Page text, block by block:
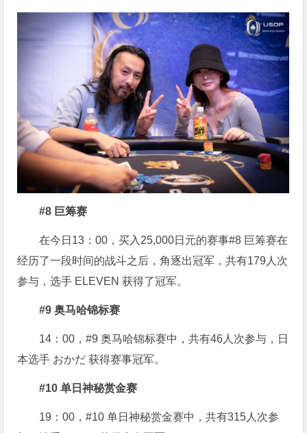
#8 巨筹赛
在今日13：00，买入25,000日元的赛事#8 巨筹赛在
经历了一段时间的战斗之后，角逐出冠军，共有179人次
参与，选手 ELEVEN 获得了冠军。
#9 奥马哈锦标赛
14：00，#9 奥马哈锦标赛中，共有46人次参与，日
本选手 おかだ 获得赛事冠军。
#10 单日神秘赏金赛
19：00，#10 单日神秘赏金赛中，共有315人次参